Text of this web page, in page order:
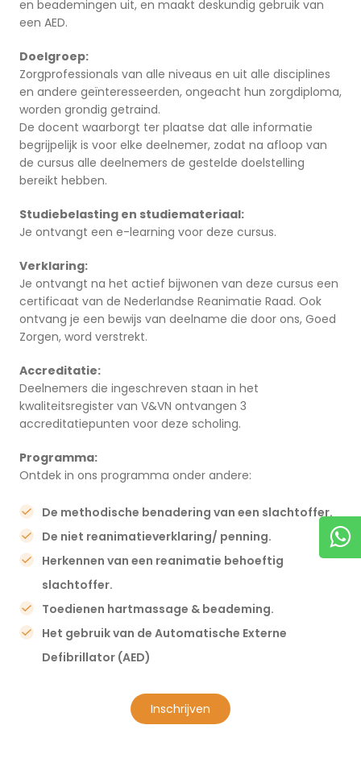
en beademingen uit, en maakt deskundig gebruik van
een AED.
Doelgroep:
Zorgprofessionals van alle niveaus en uit alle disciplines
en andere geïnteresseerden, ongeacht hun zorgdiploma,
worden grondig getraind.
De docent waarborgt ter plaatse dat alle informatie
begrijpelijk is voor elke deelnemer, zodat na afloop van
de cursus alle deelnemers de gestelde doelstelling
bereikt hebben.
Studiebelasting en studiemateriaal:
Je ontvangt een e-learning voor deze cursus.
Verklaring:
Je ontvangt na het actief bijwonen van deze cursus een
certificaat van de Nederlandse Reanimatie Raad. Ook
ontvang je een bewijs van deelname die door ons, Goed
Zorgen, word verstrekt.
Accreditatie:
Deelnemers die ingeschreven staan in het
kwaliteitsregister van V&VN ontvangen 3
accreditatiepunten voor deze scholing.
Programma:
Ontdek in ons programma onder andere:
De methodische benadering van een slachtoffer.
De niet reanimatieverklaring/ penning.
Herkennen van een reanimatie behoeftig
slachtoffer.
Toedienen hartmassage & beademing.
Het gebruik van de Automatische Externe
Defibrillator (AED)
inschrijven